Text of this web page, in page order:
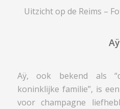
Uitzicht op de Reims –
Aÿ
Aÿ, ook bekend als
koninklijke familie”, is
voor champagne